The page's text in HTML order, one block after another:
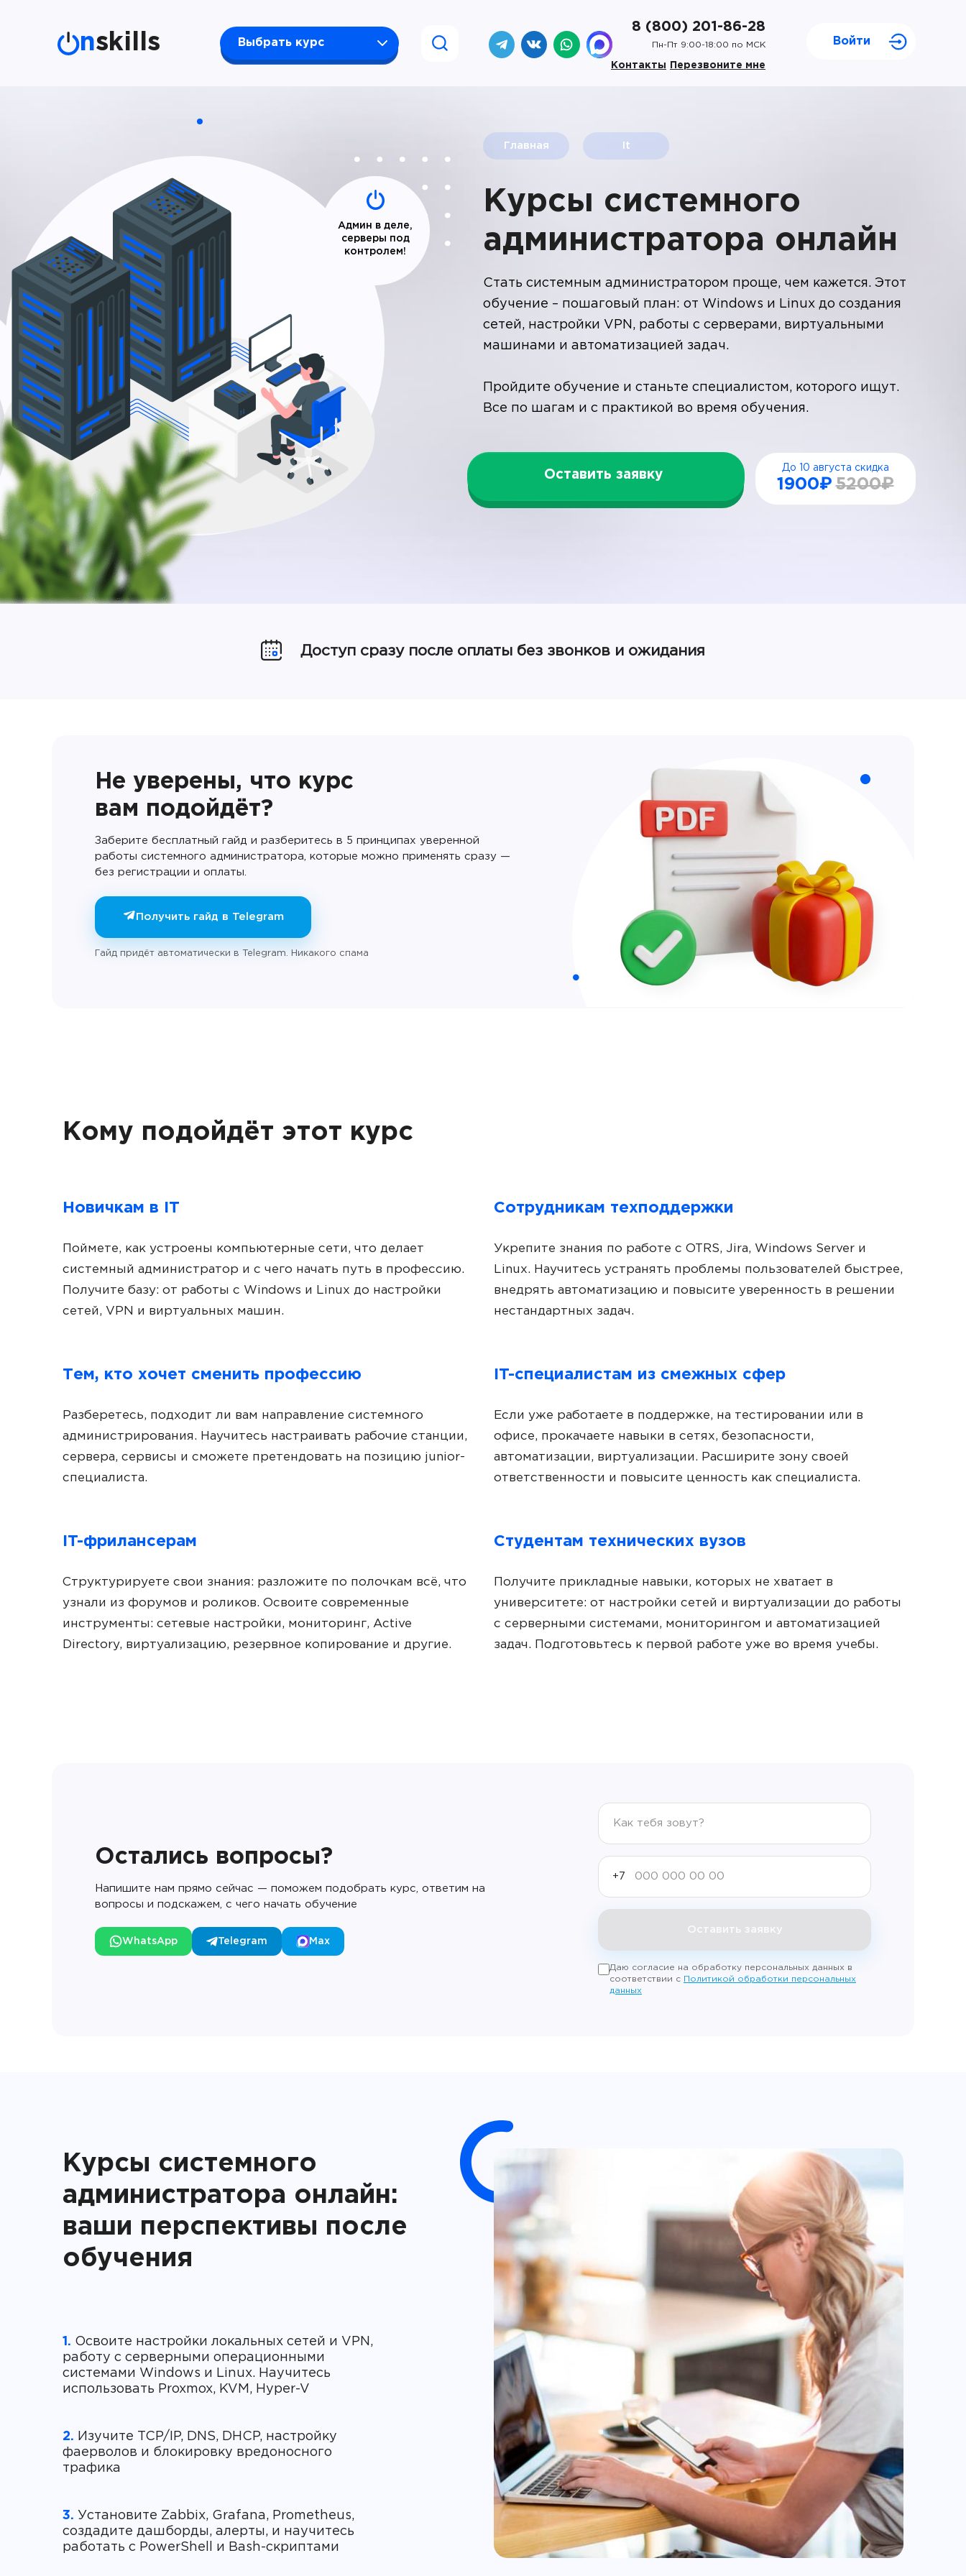
nskills Выбрать курс
8 (800) 201-86-28
Пн-Пт 9:00-18:00 по МСК
Контакты Перезвоните мне
Войти
Админ в деле,
серверы под
контролем!
Главная It
Курсы системного
администратора онлайн
Стать системным администратором проще, чем кажется. Этот
обучение – пошаговый план: от Windows и Linux до создания
сетей, настройки VPN, работы с серверами, виртуальными
машинами и автоматизацией задач.
Пройдите обучение и станьте специалистом, которого ищут.
Все по шагам и с практикой во время обучения.
Оставить заявку
До 10 августа скидка
1900₽ 5200₽
Доступ сразу после оплаты без звонков и ожидания
Не уверены, что курс
вам подойдёт?
Заберите бесплатный гайд и разберитесь в 5 принципах уверенной
работы системного администратора, которые можно применять сразу —
без регистрации и оплаты.
Получить гайд в Telegram
Гайд придёт автоматически в Telegram. Никакого спама
Кому подойдёт этот курс
Новичкам в IT
Поймете, как устроены компьютерные сети, что делает
системный администратор и с чего начать путь в профессию.
Получите базу: от работы с Windows и Linux до настройки
сетей, VPN и виртуальных машин.
Сотрудникам техподдержки
Укрепите знания по работе с OTRS, Jira, Windows Server и
Linux. Научитесь устранять проблемы пользователей быстрее,
внедрять автоматизацию и повысите уверенность в решении
нестандартных задач.
Тем, кто хочет сменить профессию
Разберетесь, подходит ли вам направление системного
администрирования. Научитесь настраивать рабочие станции,
сервера, сервисы и сможете претендовать на позицию junior-
специалиста.
IT-специалистам из смежных сфер
Если уже работаете в поддержке, на тестировании или в
офисе, прокачаете навыки в сетях, безопасности,
автоматизации, виртуализации. Расширите зону своей
ответственности и повысите ценность как специалиста.
IT-фрилансерам
Структурируете свои знания: разложите по полочкам всё, что
узнали из форумов и роликов. Освоите современные
инструменты: сетевые настройки, мониторинг, Active
Directory, виртуализацию, резервное копирование и другие.
Студентам технических вузов
Получите прикладные навыки, которых не хватает в
университете: от настройки сетей и виртуализации до работы
с серверными системами, мониторингом и автоматизацией
задач. Подготовьтесь к первой работе уже во время учебы.
Остались вопросы?
Напишите нам прямо сейчас — поможем подобрать курс, ответим на
вопросы и подскажем, с чего начать обучение
WhatsApp Telegram Max
+7
Оставить заявку
Даю согласие на обработку персональных данных в
соответствии с Политикой обработки персональных
данных
Курсы системного
администратора онлайн:
ваши перспективы после
обучения
1. Освоите настройки локальных сетей и VPN,
работу с серверными операционными
системами Windows и Linux. Научитесь
2. Изучите TCP/IP, DNS, DHCP, настройку
фаерволов и блокировку вредоносного
3. Установите Zabbix, Grafana, Prometheus,
создадите дашборды, алерты, и научитесь